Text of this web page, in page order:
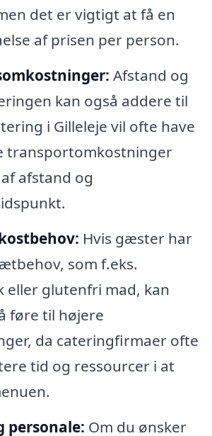
det er vigtigt at få en
af prisen per person.
Afstand og
kan også addere til
i Gilleleje vil ofte have
transportomkostninger
afstand og
Hvis gæster har
som f.eks.
eller glutenfri mad, kan
føre til højere
da cateringfirmaer ofte
tid og ressourcer i at
personale: Om du ønsker